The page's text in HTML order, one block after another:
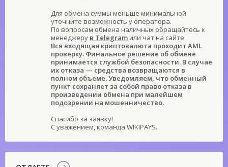
Для обмена суммы меньше минимальной
уточните возможность у оператора.
По вопросам обмена наличных обращайтесь к
менеджеру в Telegram или чат на сайте.
Вся входящая криптовалюта проходит AML
проверку. Финальное решение об обмене
принимается службой безопасности. В случае
их отказа — средства возвращаются в
полном объеме. Уведомляем, что обменный
пункт сохраняет за собой право отказа в
произведении обмена при малейшем
подозрении на мошенничество.
Спасибо за заявку!
С уважением, команда WIKIPAYS.